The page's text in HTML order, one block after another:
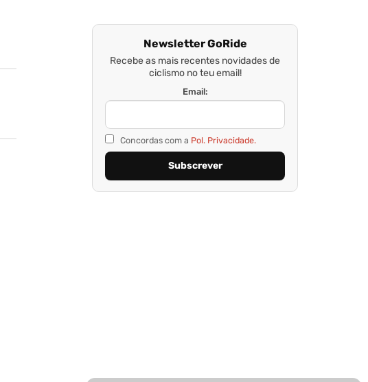
Newsletter GoRide
Recebe as mais recentes novidades de
ciclismo no teu email!
Email:
Concordas com a Pol. Privacidade.